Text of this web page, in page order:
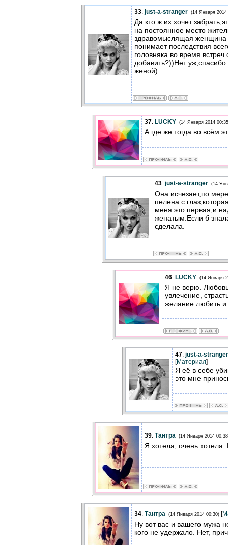
33. just-a-stranger (14 Января 2014
Да кто ж их хочет
на постоянное место
здравомыслящая женщина
понимает последствия
головняка во время
добавить?))Нет
женой).
37. LUCKY (14 Января 2014
А где же тогда во всём
43. just-a-stranger (14
Она исчезает,по
пелена с
меня это первая,и
женатым.Если б
сделала.
46. LUCKY (14 Января
Я не верю. Любовь
увлечение,
желание любить
47. just-a-stranger
[Материал]
Я её в себе
это мне
39. Тантра (14 Января 2014
Я хотела, очень
34. Тантра (14 Января 2014 00:30) [
Ну вот вас и вашего мужа
кого не удержало. Нет,